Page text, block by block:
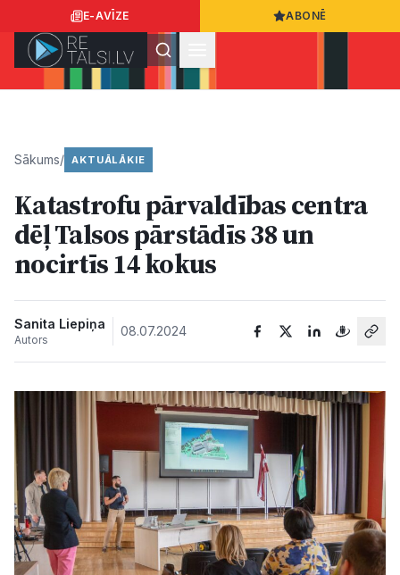
E-AVĪZE ABONĒ
Ziņas
Sabiedrība
Kultūra
Bizness
Video
Sākums/ AKTUĀLĀKIE
Katastrofu pārvaldības centra
dēļ Talsos pārstādīs 38 un
nocirtīs 14 kokus
Sanita Liepiņa
Autors
08.07.2024